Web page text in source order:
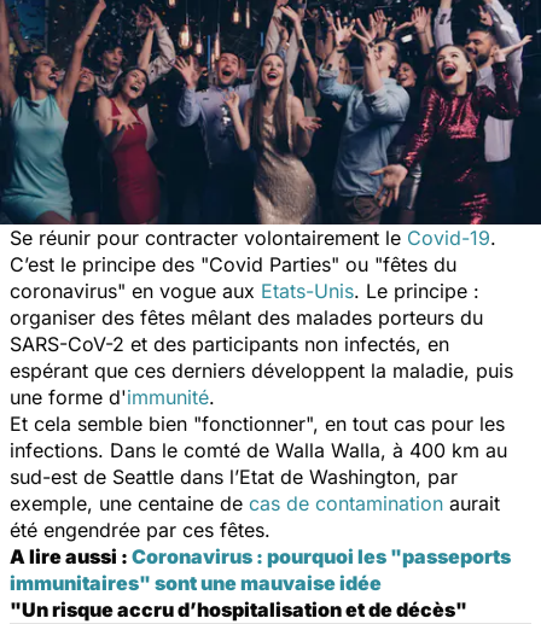
Se réunir pour contracter volontairement le Covid-19.
C’est le principe des "Covid Parties" ou "fêtes du
coronavirus" en vogue aux Etats-Unis. Le principe :
organiser des fêtes mêlant des malades porteurs du
SARS-CoV-2 et des participants non infectés, en
espérant que ces derniers développent la maladie, puis
une forme d'immunité.
Et cela semble bien "fonctionner", en tout cas pour les
infections. Dans le comté de Walla Walla, à 400 km au
sud-est de Seattle dans l’Etat de Washington, par
exemple, une centaine de cas de contamination aurait
été engendrée par ces fêtes.
A lire aussi : Coronavirus : pourquoi les "passeports
immunitaires" sont une mauvaise idée
"Un risque accru d’hospitalisation et de décès"